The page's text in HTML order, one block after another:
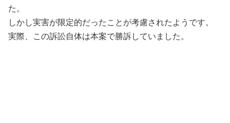
た。
しかし実害が限定的だったことが考慮されたようです。
実際、この訴訟自体は本案で勝訴していました。